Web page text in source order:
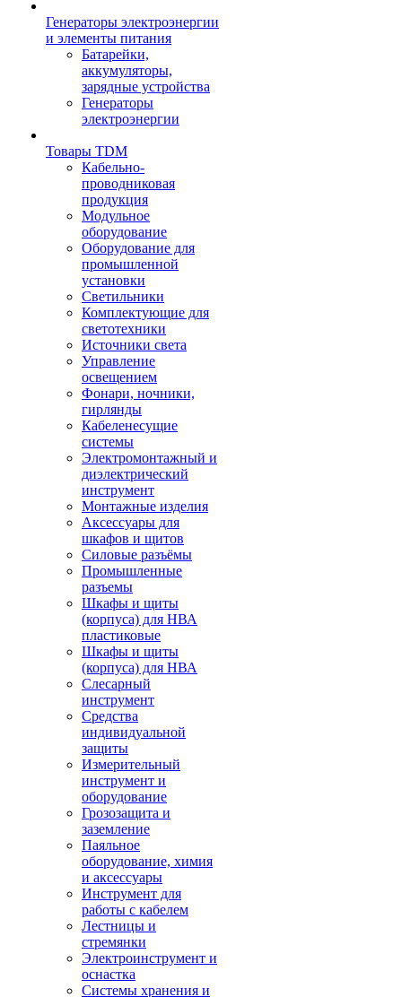
Генераторы электроэнергии
и элементы питания
Батарейки,
аккумуляторы,
зарядные устройства
Генераторы
электроэнергии
Товары TDM
Кабельно-
проводниковая
продукция
Модульное
оборудование
Оборудование для
промышленной
установки
Светильники
Комплектующие для
светотехники
Источники света
Управление
освещением
Фонари, ночники,
гирлянды
Кабеленесущие
системы
Электромонтажный и
диэлектрический
инструмент
Монтажные изделия
Аксессуары для
шкафов и щитов
Силовые разъёмы
Промышленные
разъемы
Шкафы и щиты
(корпуса) для НВА
пластиковые
Шкафы и щиты
(корпуса) для НВА
Слесарный
инструмент
Средства
индивидуальной
защиты
Измерительный
инструмент и
оборудование
Грозозащита и
заземление
Паяльное
оборудование, химия
и аксессуары
Инструмент для
работы с кабелем
Лестницы и
стремянки
Электроинструмент и
оснастка
Системы хранения и